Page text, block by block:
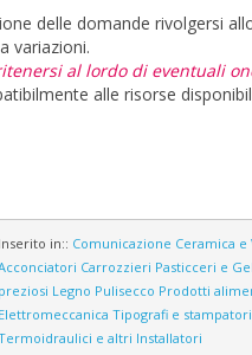
delle domande rivolgersi
variazioni.
al lordo di eventuali
alle risorse
Inserito in:: Comunicazione Ceramica e
Carrozzieri Pasticceri e
preziosi Legno Pulisecco Prodotti
Elettromeccanica Tipografi e stampatori
e altri Installatori